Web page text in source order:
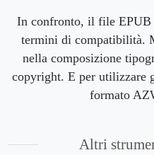
In confronto, il file
termini di compatibilità.
nella composizione
copyright. E per utilizzare
formato
Altri